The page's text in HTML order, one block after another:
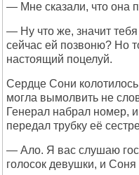
— Мне сказали, что она
— Ну что же, значит
сейчас ей позвоню? Но
настоящий поцелуй.
Сердце Сони
могла вымолвить не
Генерал набрал номер,
передал трубку её
— Ало. Я вас слушаю
голосок девушки, и Соня